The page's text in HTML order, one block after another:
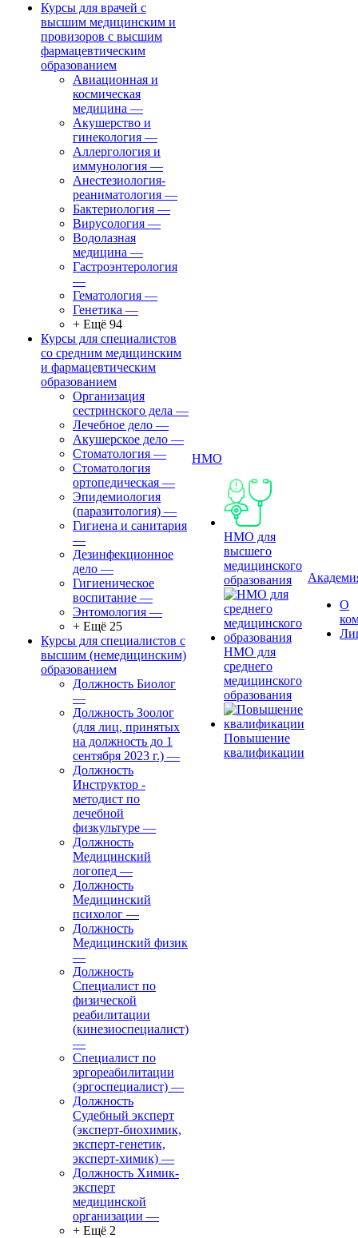
Курсы для врачей с
высшим медицинским и
провизоров с высшим
фармацевтическим
образованием
Авиационная и
космическая
медицина —
Акушерство и
гинекология —
Аллергология и
иммунология —
Анестезиология-
реаниматология —
Бактериология —
Вирусология —
Водолазная
медицина —
Гастроэнтерология
—
Гематология —
Генетика —
+ Ещё 94
Курсы для специалистов
со средним медицинским
и фармацевтическим
образованием
Организация
сестринского дела —
Лечебное дело —
Акушерское дело —
Стоматология —
Стоматология
ортопедическая —
Эпидемиология
(паразитология) —
Гигиена и санитария
—
Дезинфекционное
дело —
Гигиеническое
воспитание —
Энтомология —
+ Ещё 25
Курсы для специалистов с
высшим (немедицинским)
образованием
Должность Биолог
—
Должность Зоолог
(для лиц, принятых
на должность до 1
сентября 2023 г.) —
Должность
Инструктор -
методист по
лечебной
физкультуре —
Должность
Медицинский
логопед —
Должность
Медицинский
психолог —
Должность
Медицинский физик
—
Должность
Специалист по
физической
реабилитации
(кинезиоспециалист)
—
Специалист по
эргореабилитации
(эргоспециалист) —
Должность
Судебный эксперт
(эксперт-биохимик,
эксперт-генетик,
эксперт-химик) —
Должность Химик-
эксперт
медицинской
организации —
+ Ещё 2
НМО
НМО для
высшего
медицинского
образования
НМО для
среднего
медицинского
образования
Повышение
квалификации
О